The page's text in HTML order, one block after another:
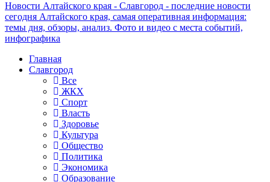
Новости Алтайского края - Славгород - последние новости
сегодня Алтайского края, самая оперативная информация:
темы дня, обзоры, анализ. Фото и видео с места событий,
инфографика
Главная
Славгород
Все
ЖКХ
Спорт
Власть
Здоровье
Культура
Общество
Политика
Экономика
Образование